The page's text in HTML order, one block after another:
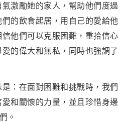
激勵她的家人，幫助他們度過
的飲食起居，用自己的愛給他
他們可以克服困難，重拾信心
的偉大和無私，同時也強調了
：在面對困難和挑戰時，我們
和關懷的力量，並且珍惜身邊
。